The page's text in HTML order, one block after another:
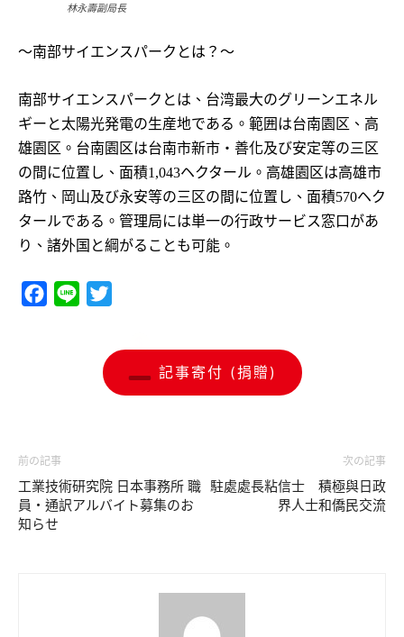
林永壽副局長
～南部サイエンスパークとは？～
南部サイエンスパークとは、台湾最大のグリーンエネル
ギーと太陽光発電の生産地である。範囲は台南園区、高
雄園区。台南園区は台南市新市・善化及び安定等の三区
の間に位置し、面積1,043ヘクタール。高雄園区は高雄市
路竹、岡山及び永安等の三区の間に位置し、面積570ヘク
タールである。管理局には単一の行政サービス窓口があ
り、諸外国と綱がることも可能。
Facebook
Line
記事寄付 (捐贈)
前の記事
工業技術研究院 日本事務所 職
員・通訳アルバイト募集のお
知らせ
次の記事
駐處處長粘信士 積極與日政
界人士和僑民交流